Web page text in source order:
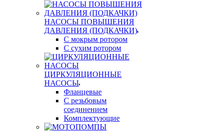
НАСОСЫ ПОВЫШЕНИЯ
ДАВЛЕНИЯ (ПОДКАЧКИ)
С мокрым ротором
С сухим ротором
ЦИРКУЛЯЦИОННЫЕ
НАСОСЫ
Фланцевые
С резьбовым
соединением
Комплектующие